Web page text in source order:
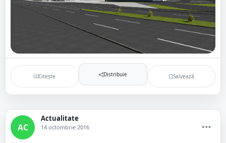
Citește Distribuie Salvează
AC
Actualitate
14 octombrie 2016